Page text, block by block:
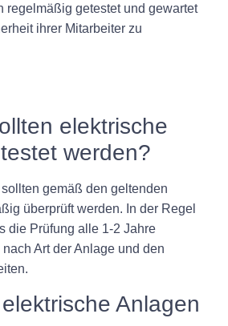
regelmäßig getestet und gewartet
ihrer Mitarbeiter zu
elektrische
werden?
gemäß den geltenden
überprüft werden. In der Regel
die Prüfung alle 1-2 Jahre
Art der Anlage und den
Anlagen